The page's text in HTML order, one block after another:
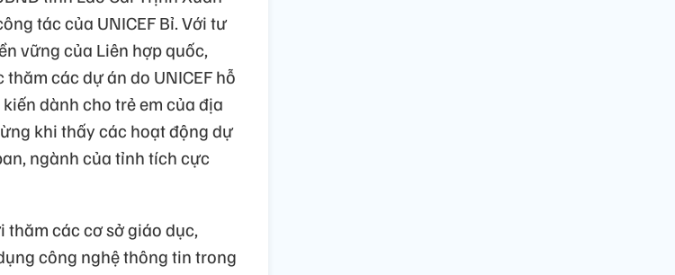
tác của UNICEF Bỉ. Với tư
vững của Liên hợp quốc,
các dự án do UNICEF hỗ
dành cho trẻ em của địa
khi thấy các hoạt động dự
ngành của tỉnh tích cực
thăm các cơ sở giáo dục,
công nghệ thông tin trong